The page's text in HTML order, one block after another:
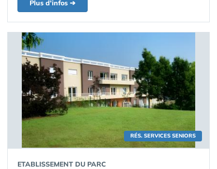
Plus d'infos ➔
RÉS. SERVICES SENIORS
ETABLISSEMENT DU PARC